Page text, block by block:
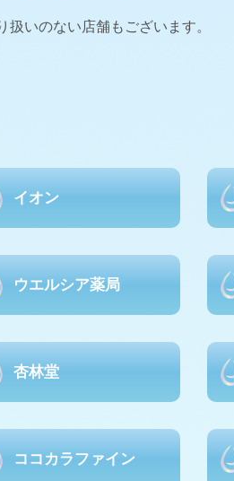
扱いのない店舗もございます。
イオン
ウエルシア薬局
杏林堂
ココカラファイン